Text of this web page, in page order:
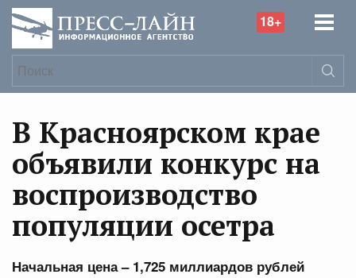
18+
В Красноярском крае
объявили конкурс на
воспроизводство
популяции осетра
Начальная цена – 1,725 миллиардов рублей